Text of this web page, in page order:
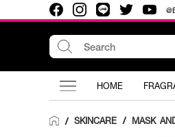
HOME
/ SKINCARE / MASK